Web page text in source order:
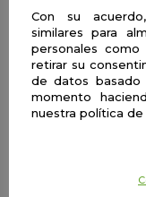
Biología | Presencial
herramientas
cerebro
Proteínas
Con su
similares para
personales
retirar su
de datos basado
momento
nuestra política de